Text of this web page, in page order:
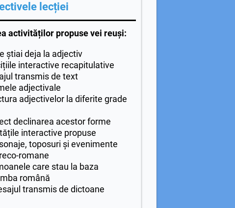
lecției
activităților propuse vei reuși:
știai deja la adjectiv
interactive recapitulative
transmis de text
adjectivale
adjectivelor la diferite grade
declinarea acestor forme
interactive propuse
toposuri și evenimente
romane
care stau la baza
română
transmis de dictoane